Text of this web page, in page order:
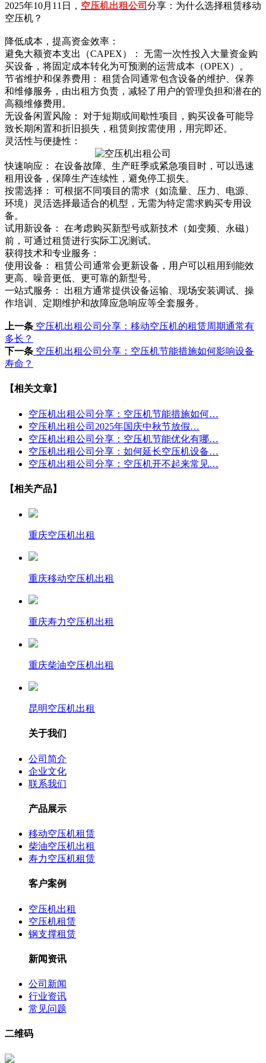
2025年10月11日， 空压机出租公司 分享：为什么选择租赁移动
空压机？
降低成本，提高资金效率：
避免大额资本支出（CAPEX）： 无需一次性投入大量资金购
买设备，将固定成本转化为可预测的运营成本（OPEX）。
节省维护和保养费用： 租赁合同通常包含设备的维护、保养
和维修服务，由出租方负责，减轻了用户的管理负担和潜在的
高额维修费用。
无设备闲置风险： 对于短期或间歇性项目，购买设备可能导
致长期闲置和折旧损失，租赁则按需使用，用完即还。
灵活性与便捷性：
快速响应： 在设备故障、生产旺季或紧急项目时，可以迅速
租用设备，保障生产连续性，避免停工损失。
按需选择： 可根据不同项目的需求（如流量、压力、电源、
环境）灵活选择最适合的机型，无需为特定需求购买专用设
备。
试用新设备： 在考虑购买新型号或新技术（如变频、永磁）
前，可通过租赁进行实际工况测试。
获得技术和专业服务：
使用设备： 租赁公司通常会更新设备，用户可以租用到能效
更高、噪音更低、更可靠的新型号。
一站式服务： 出租方通常提供设备运输、现场安装调试、操
作培训、定期维护和故障应急响应等全套服务。
上一条 空压机出租公司分享：移动空压机的租赁周期通常有
多长？
下一条 空压机出租公司分享：空压机节能措施如何影响设备
寿命？
【相关文章】
空压机出租公司分享：空压机节能措施如何…
空压机出租公司2025年国庆中秋节放假…
空压机出租公司分享：空压机节能优化有哪…
空压机出租公司分享：如何延长空压机设备…
空压机出租公司分享：空压机开不起来常见…
【相关产品】
重庆空压机出租
重庆移动空压机出租
重庆寿力空压机出租
重庆柴油空压机出租
昆明空压机出租
关于我们
公司简介
企业文化
联系我们
产品展示
移动空压机租赁
柴油空压机出租
寿力空压机租赁
客户案例
空压机出租
空压机租赁
钢支撑租赁
新闻资讯
公司新闻
行业资讯
常见问题
二维码